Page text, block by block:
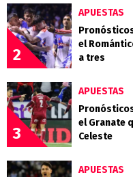
2
APUESTAS
el
a tres
3
APUESTAS
el Granate
Celeste
APUESTAS